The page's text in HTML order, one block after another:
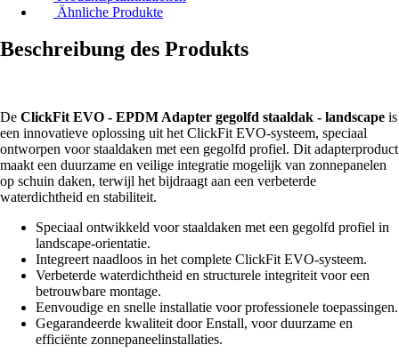
Ähnliche Produkte
Beschreibung des Produkts
De ClickFit EVO - EPDM Adapter gegolfd staaldak - landscape is
een innovatieve oplossing uit het ClickFit EVO-systeem, speciaal
ontworpen voor staaldaken met een gegolfd profiel. Dit adapterproduct
maakt een duurzame en veilige integratie mogelijk van zonnepanelen
op schuin daken, terwijl het bijdraagt aan een verbeterde
waterdichtheid en stabiliteit.
Speciaal ontwikkeld voor staaldaken met een gegolfd profiel in
landscape-orientatie.
Integreert naadloos in het complete ClickFit EVO-systeem.
Verbeterde waterdichtheid en structurele integriteit voor een
betrouwbare montage.
Eenvoudige en snelle installatie voor professionele toepassingen.
Gegarandeerde kwaliteit door Enstall, voor duurzame en
efficiënte zonnepaneelinstallaties.